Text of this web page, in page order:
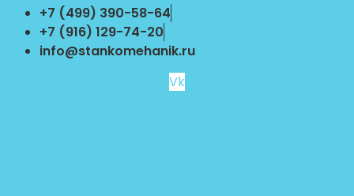
Перейти
содержимому
+7 (499) 390-58-64
+7 (916) 129-74-20
info@stankomehanik.ru
Vk